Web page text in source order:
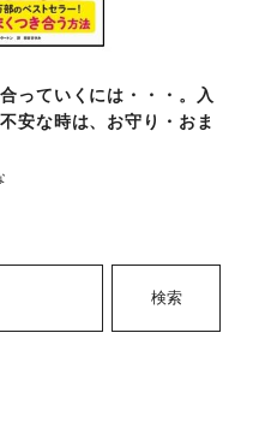
っていくには・・・。入
安な時は、お守り・おま
検索